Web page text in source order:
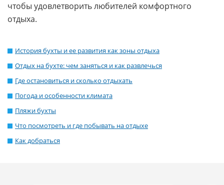
чтобы удовлетворить любителей комфортного
отдыха.
История бухты и ее развития как зоны отдыха
Отдых на бухте: чем заняться и как развлечься
Где остановиться и сколько отдыхать
Погода и особенности климата
Пляжи бухты
Что посмотреть и где побывать на отдыхе
Как добраться